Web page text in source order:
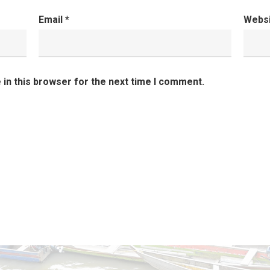
Email *
in this browser for the next time I comment.